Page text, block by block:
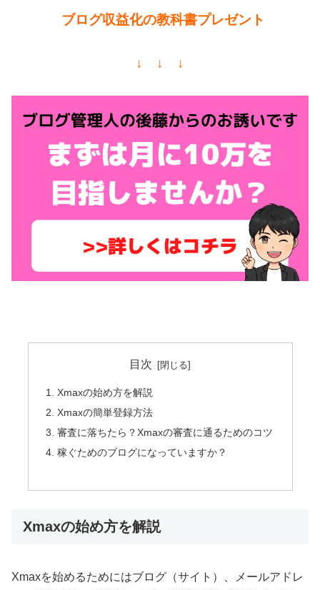
ブログ収益化の教科書プレゼント
↓ ↓ ↓
目次
Xmaxの始め方を解説
Xmaxの簡単登録方法
審査に落ちたら？Xmaxの審査に通るためのコツ
稼ぐためのブログになっていますか？
Xmaxの始め方を解説
Xmaxを始めるためにはブログ（サイト）、メールアドレ